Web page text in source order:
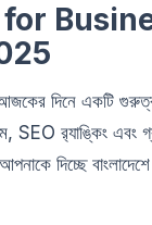
দিনে একটি
SEO র‍্যাঙ্কিং এবং
দিচ্ছে